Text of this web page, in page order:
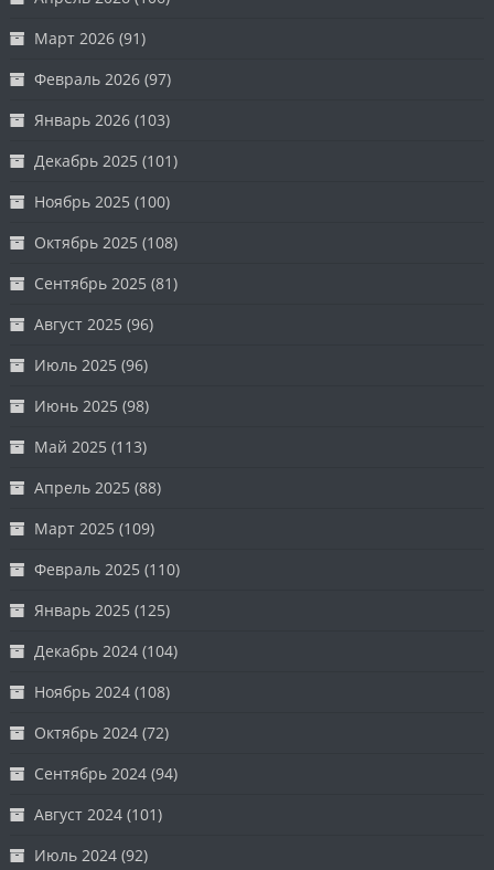
Март 2026 (91)
Февраль 2026 (97)
Январь 2026 (103)
Декабрь 2025 (101)
Ноябрь 2025 (100)
Октябрь 2025 (108)
Сентябрь 2025 (81)
Август 2025 (96)
Июль 2025 (96)
Июнь 2025 (98)
Май 2025 (113)
Апрель 2025 (88)
Март 2025 (109)
Февраль 2025 (110)
Январь 2025 (125)
Декабрь 2024 (104)
Ноябрь 2024 (108)
Октябрь 2024 (72)
Сентябрь 2024 (94)
Август 2024 (101)
Июль 2024 (92)